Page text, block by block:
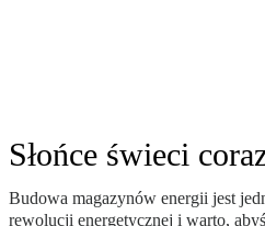
Słońce świeci
Budowa magazynów energii jest
rewolucji energetycznej i warto,